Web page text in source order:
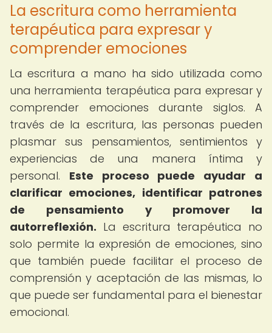
La escritura como herramienta
terapéutica para expresar y
comprender emociones
La escritura a mano ha sido utilizada como
una herramienta terapéutica para expresar y
comprender emociones durante siglos. A
través de la escritura, las personas pueden
plasmar sus pensamientos, sentimientos y
experiencias de una manera íntima y
personal. Este proceso puede ayudar a
clarificar emociones, identificar patrones
de pensamiento y promover la
autorreflexión. La escritura terapéutica no
solo permite la expresión de emociones, sino
que también puede facilitar el proceso de
comprensión y aceptación de las mismas, lo
que puede ser fundamental para el bienestar
emocional.